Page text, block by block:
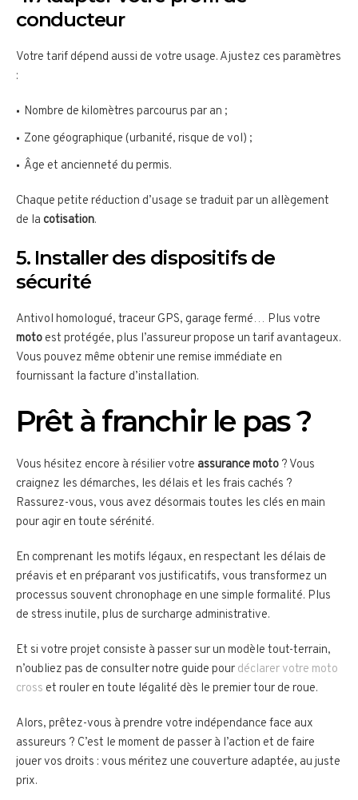
conducteur
Votre tarif dépend aussi de votre usage. Ajustez ces paramètres
:
Nombre de kilomètres parcourus par an ;
Zone géographique (urbanité, risque de vol) ;
Âge et ancienneté du permis.
Chaque petite réduction d’usage se traduit par un allègement
de la cotisation.
5. Installer des dispositifs de
sécurité
Antivol homologué, traceur GPS, garage fermé… Plus votre
moto est protégée, plus l’assureur propose un tarif avantageux.
Vous pouvez même obtenir une remise immédiate en
fournissant la facture d’installation.
Prêt à franchir le pas ?
Vous hésitez encore à résilier votre assurance moto ? Vous
craignez les démarches, les délais et les frais cachés ?
Rassurez-vous, vous avez désormais toutes les clés en main
pour agir en toute sérénité.
En comprenant les motifs légaux, en respectant les délais de
préavis et en préparant vos justificatifs, vous transformez un
processus souvent chronophage en une simple formalité. Plus
de stress inutile, plus de surcharge administrative.
Et si votre projet consiste à passer sur un modèle tout-terrain,
n’oubliez pas de consulter notre guide pour déclarer votre moto
cross et rouler en toute légalité dès le premier tour de roue.
Alors, prêtez-vous à prendre votre indépendance face aux
assureurs ? C’est le moment de passer à l’action et de faire
jouer vos droits : vous méritez une couverture adaptée, au juste
prix.